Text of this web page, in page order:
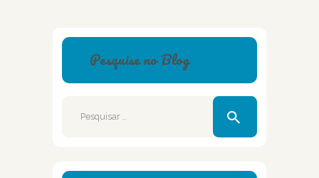
Pesquise no Blog